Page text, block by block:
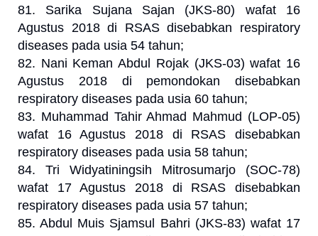
81. Sarika Sujana Sajan (JKS-80) wafat 16
Agustus 2018 di RSAS disebabkan respiratory
diseases pada usia 54 tahun;
82. Nani Keman Abdul Rojak (JKS-03) wafat 16
Agustus 2018 di pemondokan disebabkan
respiratory diseases pada usia 60 tahun;
83. Muhammad Tahir Ahmad Mahmud (LOP-05)
wafat 16 Agustus 2018 di RSAS disebabkan
respiratory diseases pada usia 58 tahun;
84. Tri Widyatiningsih Mitrosumarjo (SOC-78)
wafat 17 Agustus 2018 di RSAS disebabkan
respiratory diseases pada usia 57 tahun;
85. Abdul Muis Sjamsul Bahri (JKS-83) wafat 17